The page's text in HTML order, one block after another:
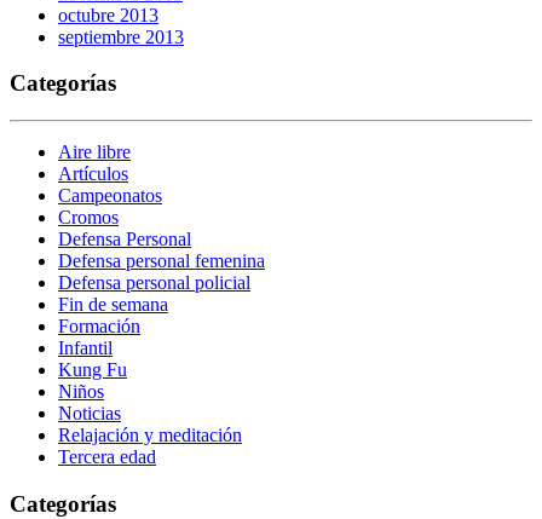
octubre 2013
septiembre 2013
Categorías
Aire libre
Artículos
Campeonatos
Cromos
Defensa Personal
Defensa personal femenina
Defensa personal policial
Fin de semana
Formación
Infantil
Kung Fu
Niños
Noticias
Relajación y meditación
Tercera edad
Categorías